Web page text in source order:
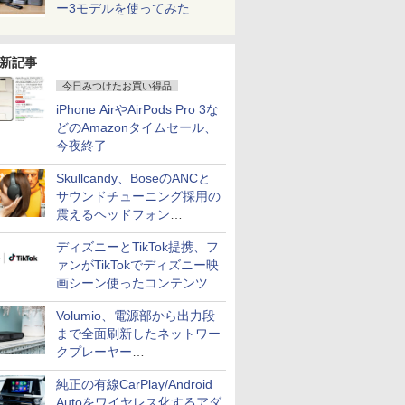
ー3モデルを使ってみた
記事
今日みつけたお買い得品
iPhone AirやAirPods Pro 3な
どのAmazonタイムセール、
今夜終了
Skullcandy、BoseのANCと
サウンドチューニング採用の
震えるヘッドフォン
「Crusher 1080 ANC」
ディズニーとTikTok提携、フ
ァンがTikTokでディズニー映
画シーン使ったコンテンツ制
作、Disney+にも配信
Volumio、電源部から出力段
まで全面刷新したネットワー
クプレーヤー
「Primo（2026）」
純正の有線CarPlay/Android